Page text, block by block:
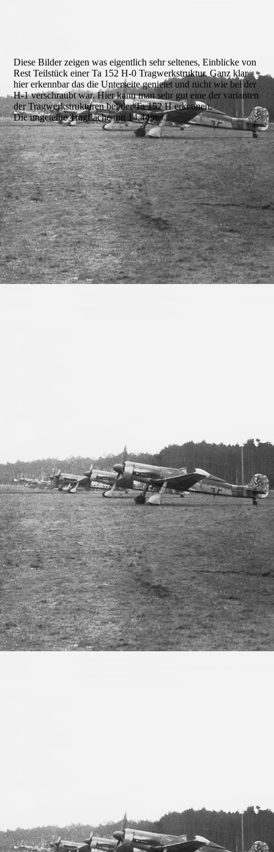
Diese Bilder zeigen was eigentlich sehr seltenes, Einblicke von
Rest Teilstück einer Ta 152 H-0 Tragwerkstruktur. Ganz klar
hier erkennbar das die Unterseite genietet und nicht wie bei der
H-1 verschraubt war. Hier kann man sehr gut eine der varianten
der Tragwerkstrukturen bei der Ta 152 H erkennen.
Die ungeteilte Tragfläche mit 14,44m.